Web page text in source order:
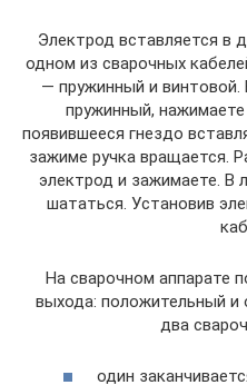
Электрод вставляется в
одном из сварочных
— пружинный и винтовой.
пружинный, нажимаете
появившееся гнездо
зажиме ручка вращается.
электрод и зажимаете. В
шататься. Установив
На сварочном аппарате
выхода: положительный и
два
один